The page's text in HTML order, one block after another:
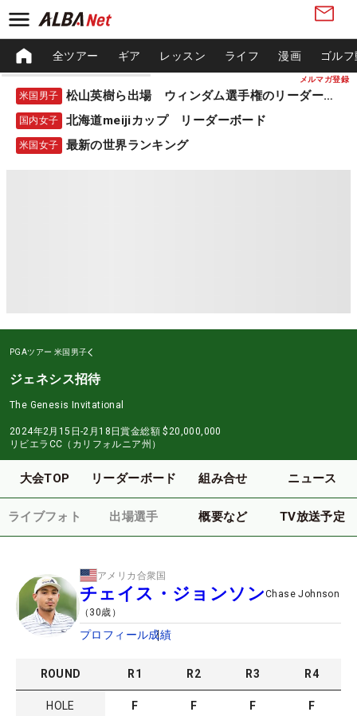
メルマガ登録
全ツアー ギア レッスン ライフ 漫画 ゴル
米国男子 松山英樹ら出場 ウィンダム選手権のリーダーボード
国内女子 北海道meijiカップ リーダーボード
米国女子 最新の世界ランキング
PGAツアー 米国男子
ジェネシス招待
The Genesis Invitational
2024年2月15日-2月18日賞金総額 $20,000,000
リビエラCC（カリフォルニア州）
大会TOP リーダーボード 組み合せ ニュース
ライブフォト 出場選手 概要など TV放送予定
アメリカ合衆国
チェイス・ジョンソンChase Johnson
（ 30歳）
プロフィール成績
ROUND R1 R2 R3 R4
HOLE F F F F